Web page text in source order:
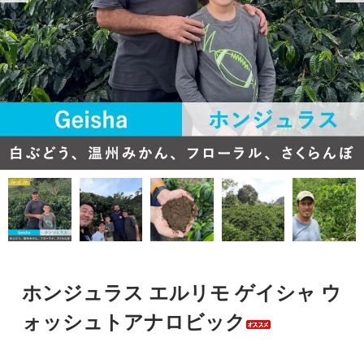
ホンジュラス エルリモ ゲイシャ ウ
ォッシュトアナロビック